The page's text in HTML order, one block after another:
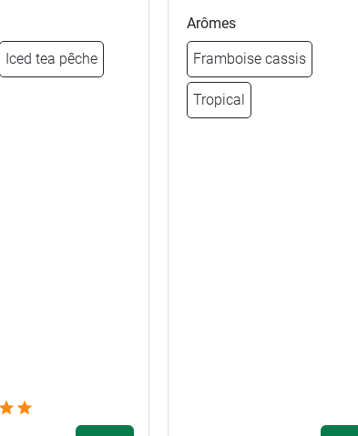
Iced tea pêche
Arômes
Framboise cassis
Tropical